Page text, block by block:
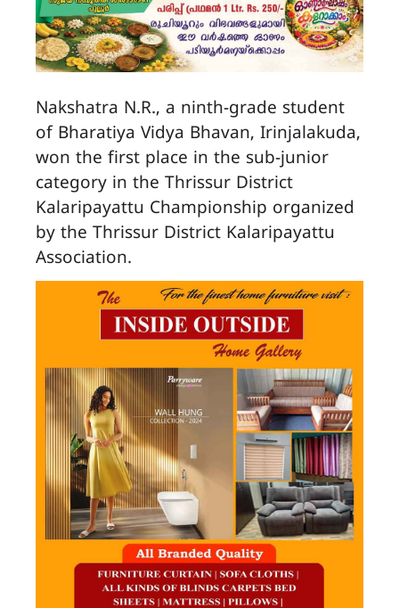
Nakshatra N.R., a ninth-grade student
of Bharatiya Vidya Bhavan, Irinjalakuda,
won the first place in the sub-junior
category in the Thrissur District
Kalaripayattu Championship organized
by the Thrissur District Kalaripayattu
Association.